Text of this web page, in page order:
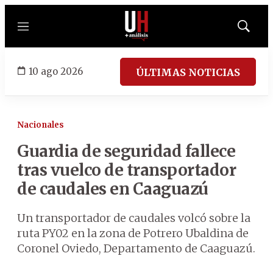
Menú
Mostrar
10 ago 2026 ÚLTIMAS NOTICIAS
Nacionales
Guardia de seguridad fallece
tras vuelco de transportador
de caudales en Caaguazú
Un transportador de caudales volcó sobre la
ruta PY02 en la zona de Potrero Ubaldina de
Coronel Oviedo, Departamento de Caaguazú.